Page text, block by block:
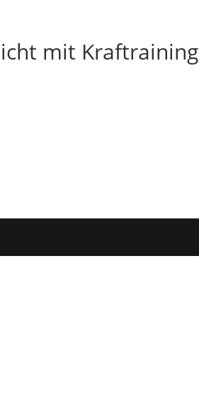
mit Kraftraining